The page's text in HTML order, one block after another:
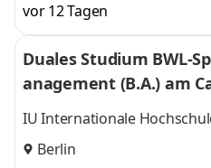
vor 12 Tagen
Duales Studium BWL-
anagement (B.A.) am
IU Internationale
Berlin